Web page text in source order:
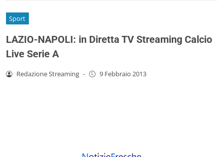
Sport
LAZIO-NAPOLI: in Diretta TV Streaming Calcio
Live Serie A
Redazione Streaming - 9 Febbraio 2013